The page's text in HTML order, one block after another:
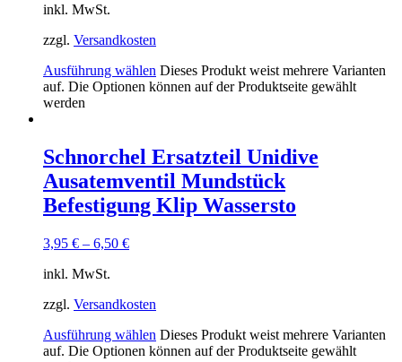
inkl. MwSt.
zzgl. Versandkosten
Ausführung wählen Dieses Produkt weist mehrere Varianten
auf. Die Optionen können auf der Produktseite gewählt
werden
Schnorchel Ersatzteil Unidive
Ausatemventil Mundstück
Befestigung Klip Wassersto
3,95 € – 6,50 €
inkl. MwSt.
zzgl. Versandkosten
Ausführung wählen Dieses Produkt weist mehrere Varianten
auf. Die Optionen können auf der Produktseite gewählt